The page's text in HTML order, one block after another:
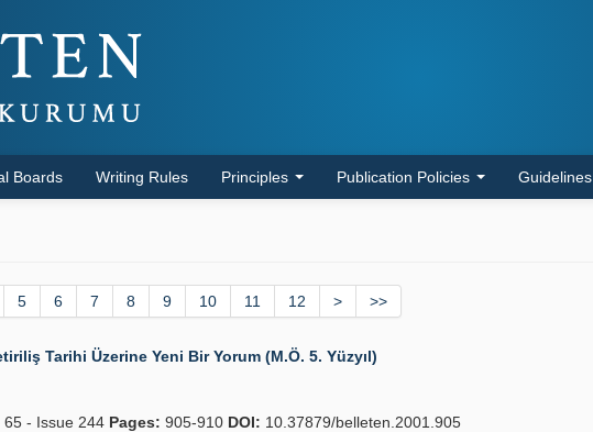
Boards Writing Rules Principles Publication Policies Guidelines
5 6 7 8 9 10 11 12 > >>
Tarihi Üzerine Yeni Bir Yorum (M.Ö. 5. Yüzyıl)
65 - Issue 244 Pages: 905-910 DOI: 10.37879/belleten.2001.905